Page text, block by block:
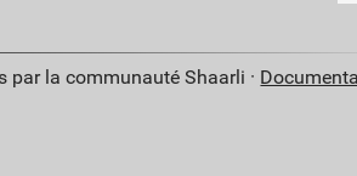
par la communauté Shaarli ·